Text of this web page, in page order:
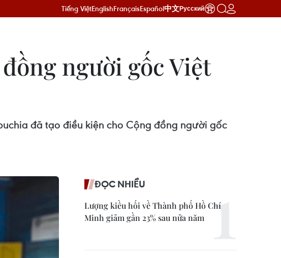
Tiếng ViệtEnglishFrançaisEspañol中文Русский
người gốc Việt
đã tạo điều kiện cho Cộng đồng người gốc
ĐỌC NHIỀU
Lượng kiều hối về Thành phố Hồ Chí
Minh giảm gần 23% sau nửa năm